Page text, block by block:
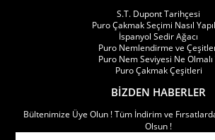
S.T. Dupont Tarihçesi
Puro Çakmak Seçimi Nasıl
İspanyol Sedir Ağacı
Puro Nemlendirme ve
Puro Nem Seviyesi Ne Olmalı
Puro Çakmak Çeşitleri
BİZDEN HABERLER
Bültenimize Üye Olun ! Tüm İndirim ve
Olsun !